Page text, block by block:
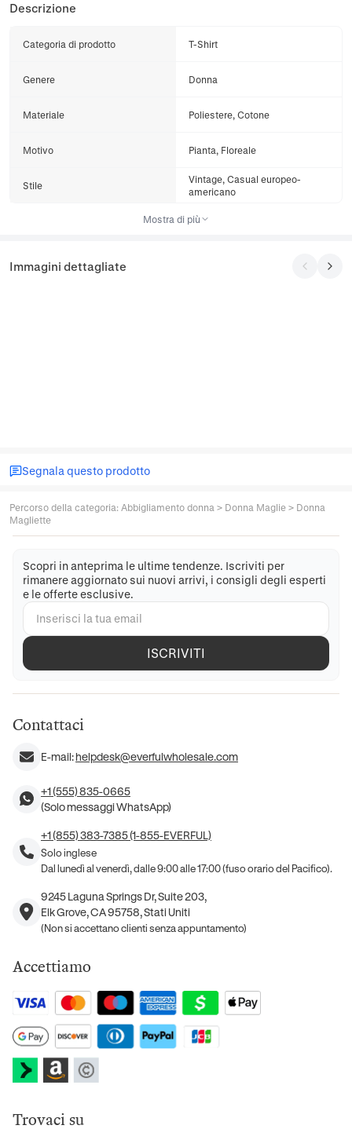
Descrizione
Categoria di prodotto T-Shirt
Genere Donna
Materiale Poliestere, Cotone
Motivo Pianta, Floreale
Stile
Vintage, Casual europeo-
americano
Mostra di più
Immagini dettagliate
Segnala questo prodotto
Percorso della categoria: Abbigliamento donna > Donna Maglie > Donna
Magliette
Scopri in anteprima le ultime tendenze. Iscriviti per
rimanere aggiornato sui nuovi arrivi, i consigli degli esperti
e le offerte esclusive.
ISCRIVITI
Contattaci
E-mail:helpdesk@everfulwholesale.com
+1 (555) 835-0665
(Solo messaggi WhatsApp)
+1 (855) 383-7385 (1-855-EVERFUL)
Solo inglese
Dal lunedì al venerdì, dalle 9:00 alle 17:00 (fuso orario del Pacifico).
9245 Laguna Springs Dr, Suite 203,
Elk Grove, CA 95758, Stati Uniti
(Non si accettano clienti senza appuntamento)
Accettiamo
Trovaci su